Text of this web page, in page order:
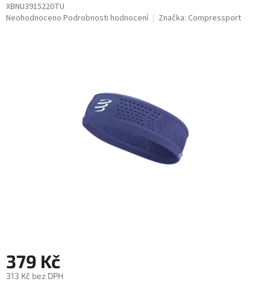
XBNU3915220TU
Průměrné
Neohodnoceno Podrobnosti hodnocení Značka: Compressport
379 Kč
313 Kč bez DPH